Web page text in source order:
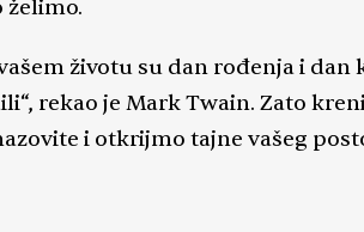
želimo.
životu su dan rođenja i dan
rekao je Mark Twain. Zato
i otkrijmo tajne vašeg